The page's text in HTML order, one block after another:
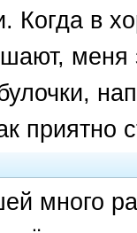
Когда в
приятно
много